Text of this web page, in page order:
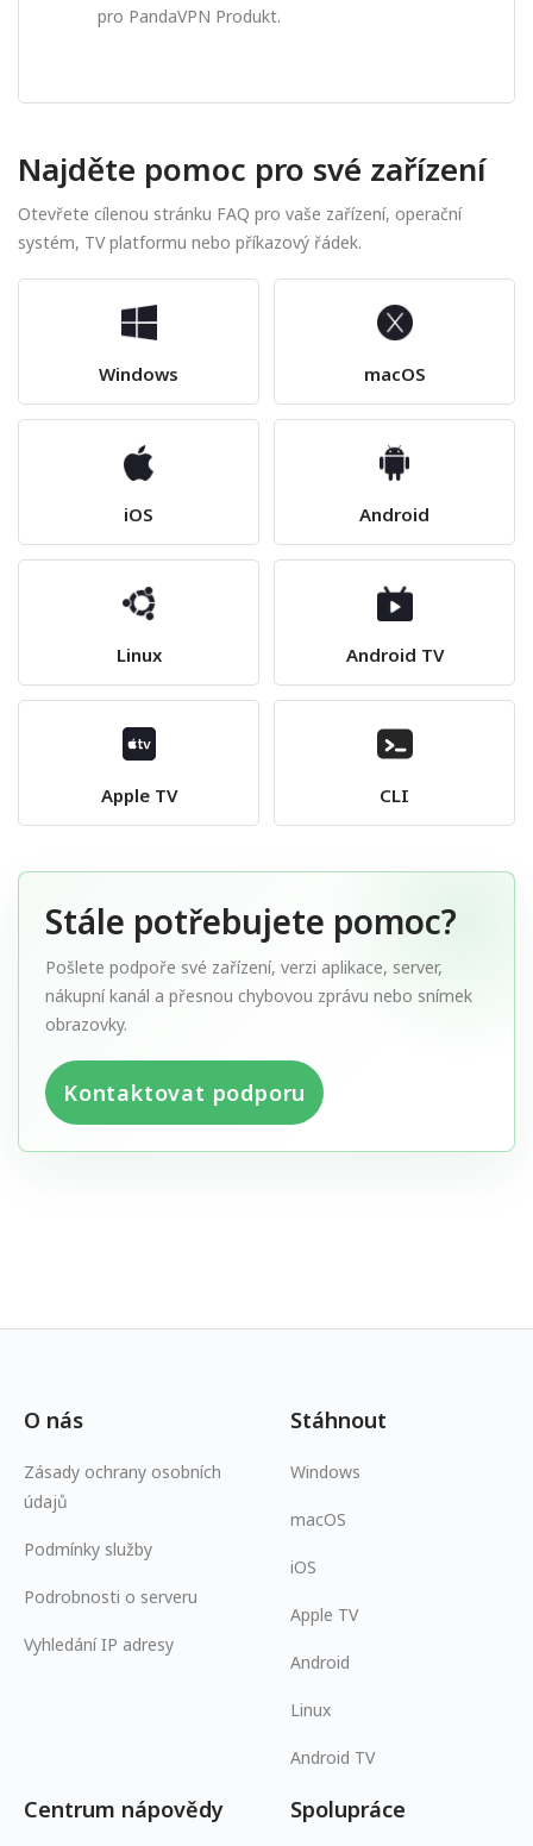
pro PandaVPN Produkt.
Najděte pomoc pro své zařízení
Otevřete cílenou stránku FAQ pro vaše zařízení, operační
systém, TV platformu nebo příkazový řádek.
Windows macOS
iOS Android
Linux Android TV
Apple TV CLI
Stále potřebujete pomoc?
Pošlete podpoře své zařízení, verzi aplikace, server,
nákupní kanál a přesnou chybovou zprávu nebo snímek
obrazovky.
Kontaktovat podporu
O nás
Zásady ochrany osobních
údajů
Podmínky služby
Podrobnosti o serveru
Vyhledání IP adresy
Stáhnout
Windows
macOS
iOS
Apple TV
Android
Linux
Android TV
Centrum nápovědy Spolupráce